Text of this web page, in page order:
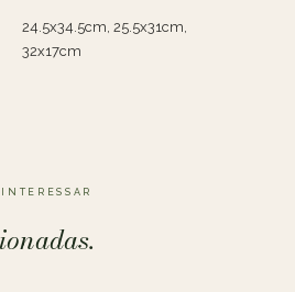
24.5x34.5cm, 25.5x31cm,
32x17cm